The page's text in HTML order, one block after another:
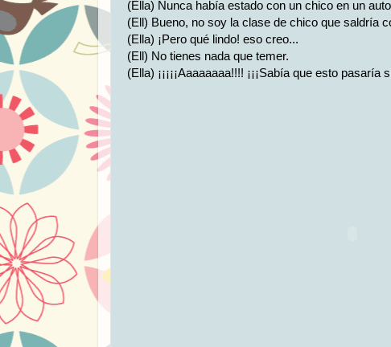
(Ella) Nunca había estado con un chico en un
(Ell) Bueno, no soy la clase de chico que saldría
(Ella) ¡Pero qué lindo! eso creo...
(Ell) No tienes nada que temer.
(Ella) ¡¡¡¡¡Aaaaaaaa!!!! ¡¡¡Sabía que esto